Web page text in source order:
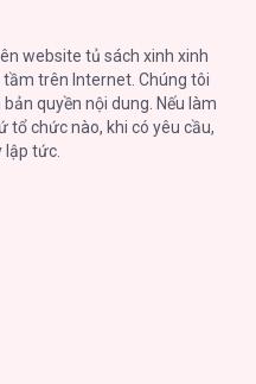
Anh
website tủ sách xinh xinh
trên Internet. Chúng tôi
quyền nội dung. Nếu làm
tổ chức nào, khi có yêu cầu,
lập tức.